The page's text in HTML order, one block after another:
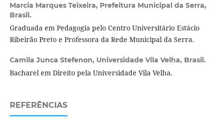
Marcia Marques Teixeira, Prefeitura Municipal da Serra,
Brasil.
Graduada em Pedagogia pelo Centro Universitário Estácio
Ribeirão Preto e Professora da Rede Municipal da Serra.
Camila Junca Stefenon, Universidade Vila Velha, Brasil.
Bacharel em Direito pela Universidade Vila Velha.
REFERÊNCIAS